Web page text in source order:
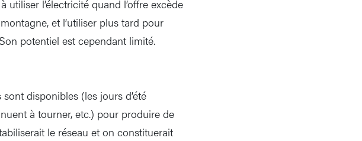
l’électricité quand l’offre excède
et l’utiliser plus tard pour
potentiel est cependant limité.
disponibles (les jours d’été
à tourner, etc.) pour produire de
le réseau et on constituerait